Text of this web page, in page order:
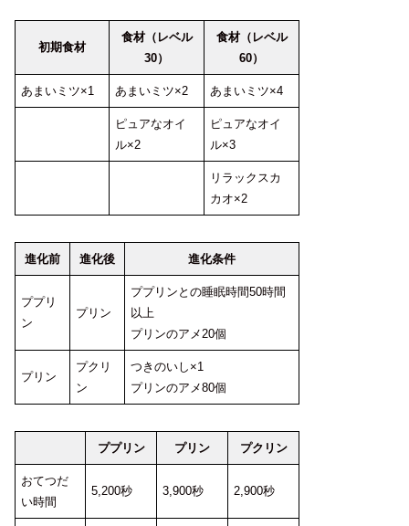
初期食材
食材（レベル
30）
食材（レベル
60）
あまいミツ×1 あまいミツ×2 あまいミツ×4
ピュアなオイ
ル×2
ピュアなオイ
ル×3
リラックスカ
カオ×2
進化前 進化後 進化条件
ププリ
ン
プリン
ププリンとの睡眠時間50時間
以上
プリンのアメ20個
プリン
プクリ
ン
つきのいし×1
プリンのアメ80個
ププリン プリン プクリン
おてつだ
い時間
5,200秒 3,900秒 2,900秒